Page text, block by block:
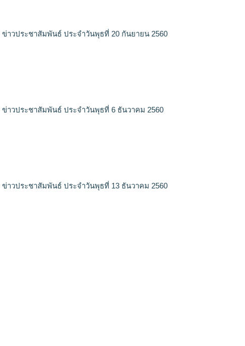
ข่าวประชาสัมพันธ์ ประจำวันพุธที่ 20 กันยายน 2560
ข่าวประชาสัมพันธ์ ประจำวันพุธที่ 6 ธันวาคม 2560
ข่าวประชาสัมพันธ์ ประจำวันพุธที่ 13 ธันวาคม 2560